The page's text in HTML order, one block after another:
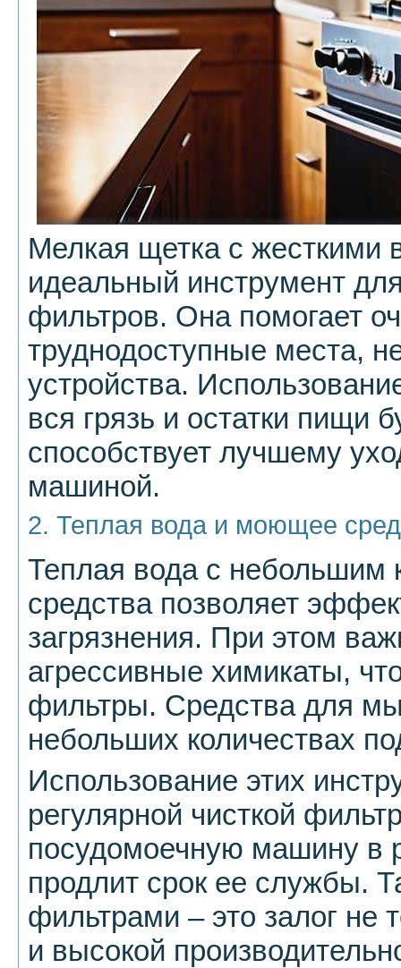
Мелкая щетка с жесткими
идеальный инструмент
фильтров. Она помогает
труднодоступные места,
устройства.
вся грязь и остатки пищи
способствует лучшему
машиной.
2. Теплая вода и моющее
Теплая вода с небольшим
средства позволяет
загрязнения. При этом
агрессивные химикаты,
фильтры. Средства для
небольших количествах
Использование этих
регулярной чисткой
посудомоечную машину в
продлит срок ее службы.
фильтрами – это залог не
и высокой